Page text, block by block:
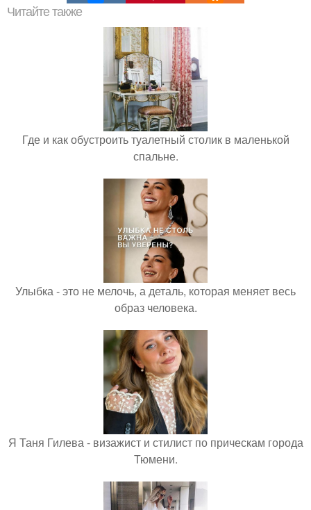
Читайте также
Где и как обустроить туалетный столик в маленькой
спальне.
Улыбка - это не мелочь, а деталь, которая меняет весь
образ человека.
Я Таня Гилева - визажист и стилист по прическам города
Тюмени.